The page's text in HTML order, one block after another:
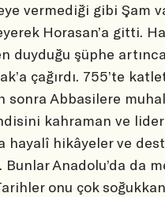
vermediği gibi Şam
Horasan’a gitti.
duyduğu şüphe
çağırdı. 755’te
sonra Abbasilere
kahraman ve
hayalî hikâyeler ve
Bunlar Anadolu’da da
onu çok